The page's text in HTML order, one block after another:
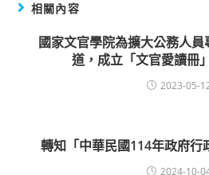
相關內容
國家文官學院為擴大公務人
道，成立「文官愛讀冊
2023-05-
轉知「中華民國114年政府行
2024-10-